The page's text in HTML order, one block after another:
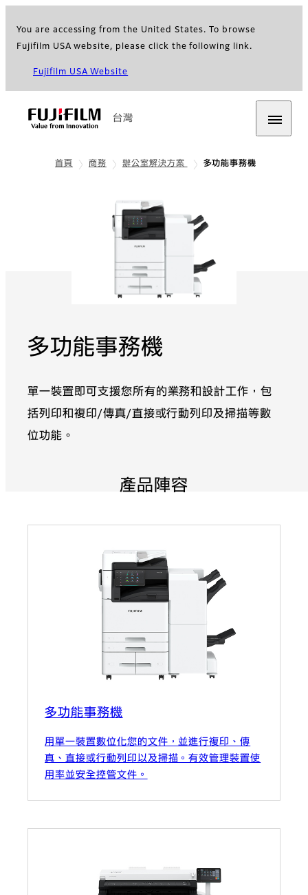
You are accessing from the United States. To browse
Fujifilm USA website, please click the following link.
Fujifilm USA Website
台灣
首頁 商務 辦公室解決方案 多功能事務機
多功能事務機
單一裝置即可支援您所有的業務和設計工作，包
括列印和複印/傳真/直接或行動列印及掃描等數
位功能。
產品陣容
多功能事務機
用單一裝置數位化您的文件，並進行複印、傳
真、直接或行動列印以及掃描。有效管理裝置使
用率並安全控管文件。